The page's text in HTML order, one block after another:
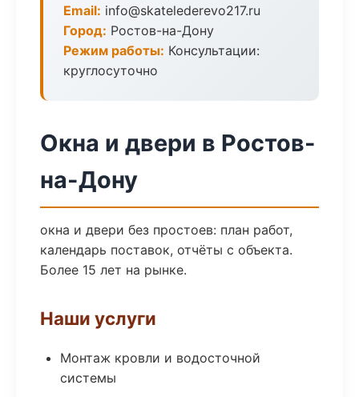
Email: info@skatelederevo217.ru
Город: Ростов-на-Дону
Режим работы: Консультации:
круглосуточно
Окна и двери в Ростов-
на-Дону
окна и двери без простоев: план работ,
календарь поставок, отчёты с объекта.
Более 15 лет на рынке.
Наши услуги
Монтаж кровли и водосточной
системы